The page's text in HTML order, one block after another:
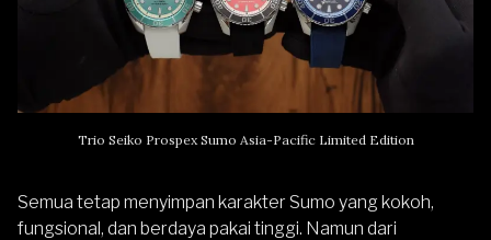
Trio Seiko Prospex Sumo Asia-Pacific Limited Edition
Semua tetap menyimpan karakter Sumo yang kokoh,
fungsional, dan berdaya pakai tinggi. Namun dari